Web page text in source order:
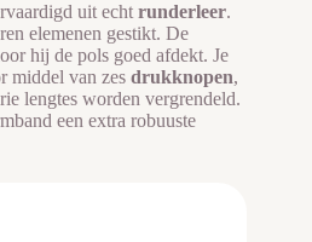
uit echt runderleer.
elemenen gestikt. De
hij de pols goed afdekt. Je
middel van zes drukknopen,
lengtes worden vergrendeld.
een extra robuuste